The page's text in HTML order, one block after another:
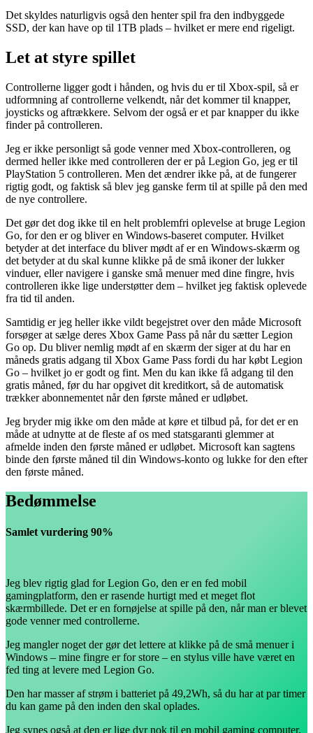
Det skyldes naturligvis også den henter spil fra den indbyggede
SSD, der kan have op til 1TB plads – hvilket er mere end rigeligt.
Let at styre spillet
Controllerne ligger godt i hånden, og hvis du er til Xbox-spil, så er
udformning af controllerne velkendt, når det kommer til knapper,
joysticks og aftrækkere. Selvom der også er et par knapper du ikke
finder på controlleren.
Jeg er ikke personligt så gode venner med Xbox-controlleren, og
dermed heller ikke med controlleren der er på Legion Go, jeg er til
PlayStation 5 controlleren. Men det ændrer ikke på, at de fungerer
rigtig godt, og faktisk så blev jeg ganske ferm til at spille på den med
de nye controllere.
Det gør det dog ikke til en helt problemfri oplevelse at bruge Legion
Go, for den er og bliver en Windows-baseret computer. Hvilket
betyder at det interface du bliver mødt af er en Windows-skærm og
det betyder at du skal kunne klikke på de små ikoner der lukker
vinduer, eller navigere i ganske små menuer med dine fingre, hvis
controlleren ikke lige understøtter dem – hvilket jeg faktisk oplevede
fra tid til anden.
Samtidig er jeg heller ikke vildt begejstret over den måde Microsoft
forsøger at sælge deres Xbox Game Pass på når du sætter Legion
Go op. Du bliver nemlig mødt af en skærm der siger at du har en
måneds gratis adgang til Xbox Game Pass fordi du har købt Legion
Go – hvilket jo er godt og fint. Men du kan ikke få adgang til den
gratis måned, før du har opgivet dit kreditkort, så de automatisk
trækker abonnementet når den første måned er udløbet.
Jeg bryder mig ikke om den måde at køre et tilbud på, for det er en
måde at udnytte at de fleste af os med statsgaranti glemmer at
afmelde inden den første måned er udløbet. Microsoft kan sagtens
binde den første måned til din Windows-konto og lukke for den efter
den første måned.
Bedømmelse
Samlet vurdering 90%
Jeg blev rigtig glad for Legion Go, den er en fed mobil
gamingplatform, den er rasende hurtigt med et meget flot
skærmbillede. Det er en fornøjelse at spille på den, når man er blevet
gode venner med controllerne.
Jeg mangler noget der gør det lettere at klikke på de små menuer i
Windows – mine fingre er for store – en stylus ville have været en
fed ting at levere med Legion Go.
Den har masser af strøm i batteriet på 49,2Wh, så du har at par timer
du kan game på den inden den skal oplades.
Jeg synes også at den er lige dyr nok til en mobil gaming computer.